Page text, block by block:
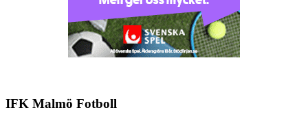
IFK Malmö Fotboll